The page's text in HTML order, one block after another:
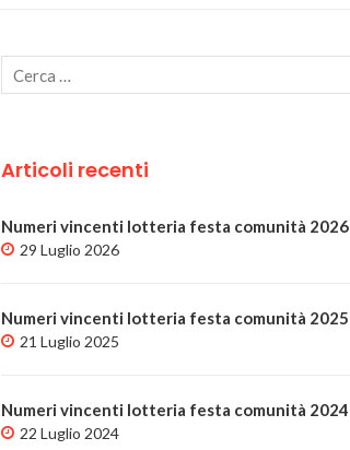
Articoli recenti
Numeri vincenti lotteria festa comunità 2026
29 Luglio 2026
Numeri vincenti lotteria festa comunità 2025
21 Luglio 2025
Numeri vincenti lotteria festa comunità 2024
22 Luglio 2024